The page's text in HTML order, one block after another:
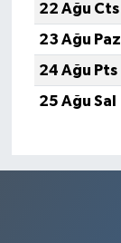
22 Ağu Cts
23 Ağu Paz
24 Ağu Pts
25 Ağu Sal